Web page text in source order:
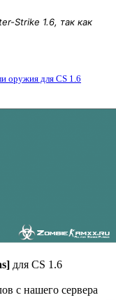
Strike 1.6, так как
оружия для CS 1.6
для CS 1.6
с нашего сервера